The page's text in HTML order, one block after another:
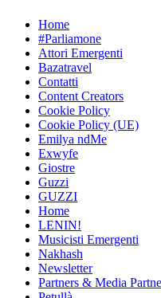
Skip
content
Home
#Parliamone
Attori Emergenti
Bazatravel
Contatti
Content Creators
Cookie Policy
Cookie Policy (UE)
Emilya ndMe
Exwyfe
Giostre
Guzzi
GUZZI
Home
LENIN!
Musicisti Emergenti
Nakhash
Newsletter
Partners & Media